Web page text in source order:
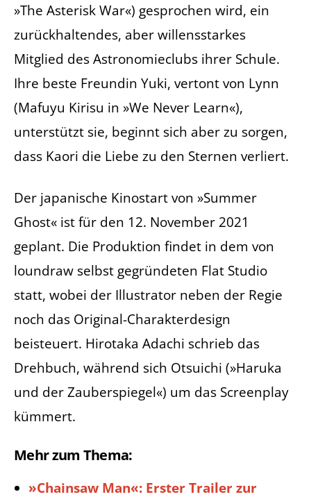
»The Asterisk War«) gesprochen wird, ein
zurückhaltendes, aber willensstarkes
Mitglied des Astronomieclubs ihrer Schule.
Ihre beste Freundin Yuki, vertont von Lynn
(Mafuyu Kirisu in »We Never Learn«),
unterstützt sie, beginnt sich aber zu sorgen,
dass Kaori die Liebe zu den Sternen verliert.
Der japanische Kinostart von »Summer
Ghost« ist für den 12. November 2021
geplant. Die Produktion findet in dem von
loundraw selbst gegründeten Flat Studio
statt, wobei der Illustrator neben der Regie
noch das Original-Charakterdesign
beisteuert. Hirotaka Adachi schrieb das
Drehbuch, während sich Otsuichi (»Haruka
und der Zauberspiegel«) um das Screenplay
kümmert.
Mehr zum Thema:
»Chainsaw Man«: Erster Trailer zur